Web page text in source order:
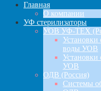
Главная
О компании
УФ стерилизаторы
УОВ УФ-ТЕХ
Установки
воды УОВ
Установки
УОВ
ОДВ (Россия)
Системы